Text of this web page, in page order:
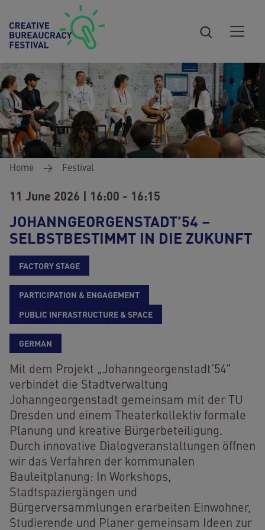
Skip to main content
Breadcrumb
Home Festival
11 June 2026 | 16:00 - 16:15
JOHANNGEORGENSTADT’54 –
SELBSTBESTIMMT IN DIE ZUKUNFT
FACTORY STAGE
PARTICIPATION & ENGAGEMENT
PUBLIC INFRASTRUCTURE & SPACE
GERMAN
Mit dem Projekt „Johanngeorgenstadt’54”
verbindet die Stadtverwaltung
Johanngeorgenstadt gemeinsam mit der TU
Dresden und einem Theaterkollektiv formale
Planung und kreative Bürgerbeteiligung.
Durch innovative Dialogveranstaltungen öffnen
wir das Verfahren der kommunalen
Bauleitplanung: In Workshops,
Stadtspaziergängen und
Bürgerversammlungen erarbeiten Einwohner,
Studierende und Planer gemeinsam Ideen zur